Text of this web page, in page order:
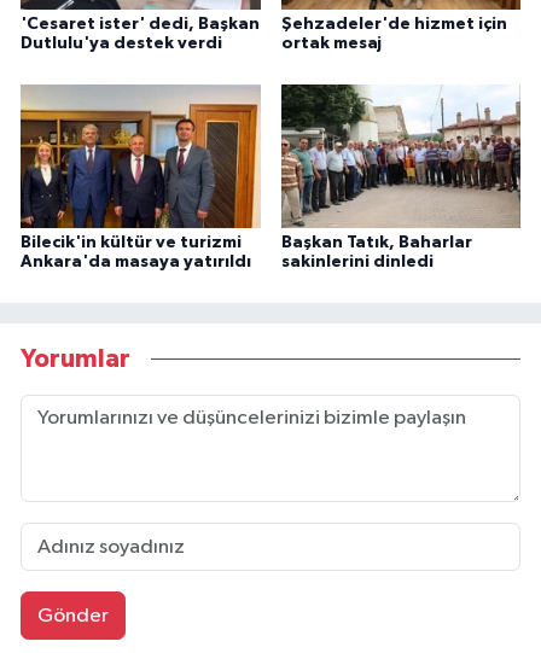
'Cesaret ister' dedi, Başkan
Dutlulu'ya destek verdi
Şehzadeler'de hizmet için
ortak mesaj
Bilecik'in kültür ve turizmi
Ankara'da masaya yatırıldı
Başkan Tatık, Baharlar
sakinlerini dinledi
Yorumlar
Gönder